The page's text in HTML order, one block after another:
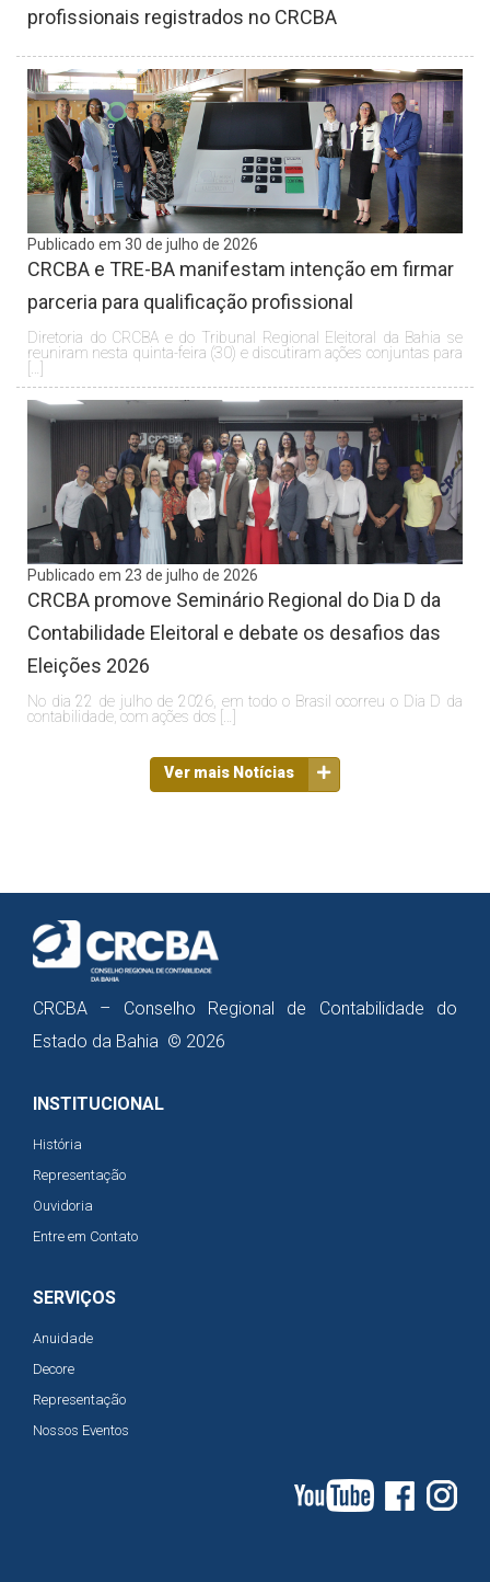
profissionais registrados no CRCBA
Publicado em 30 de julho de 2026
CRCBA e TRE-BA manifestam intenção em firmar
parceria para qualificação profissional
Diretoria do CRCBA e do Tribunal Regional Eleitoral da Bahia se
reuniram nesta quinta-feira (30) e discutiram ações conjuntas para
Publicado em 23 de julho de 2026
CRCBA promove Seminário Regional do Dia D da
Contabilidade Eleitoral e debate os desafios das
Eleições 2026
No dia 22 de julho de 2026, em todo o Brasil ocorreu o Dia D da
contabilidade, com ações dos […]
Ver mais Notícias
CRCBA – Conselho Regional de Contabilidade do
Estado da Bahia © 2026
INSTITUCIONAL
História
Representação
Ouvidoria
Entre em Contato
SERVIÇOS
Anuidade
Decore
Representação
Nossos Eventos